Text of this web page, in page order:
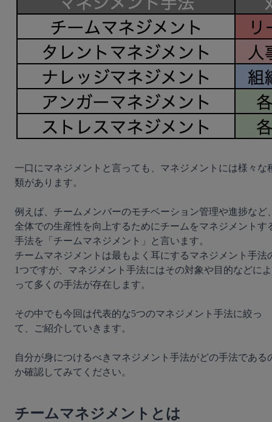
一口にマネジメントと言っても、マネジメントには様々な
類があります。
例えば、チームメンバーのモチベーション管理や進捗など
全体での生産性を向上するためにチームをマネジメントす
手法を「チームマネジメント」と言います。
チームマネジメントは最もよく耳にするマネジメント手法
1つですが、マネジメント手法にはその対象や目的などによ
って多くの手法が存在します。
その中でも今回は代表的な5つのマネジメント手法に絞っ
て、ご紹介していきます。
自分が身につけるべきマネジメント手法がどの手法である
か確認してみてください。
チームマネジメントとは